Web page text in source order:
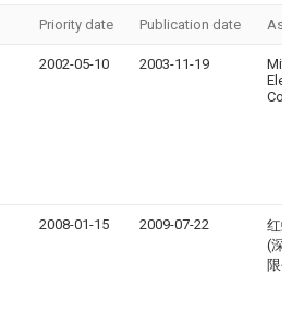
Priority date Publication date
2002-05-10 2003-11-19
Corp
2008-01-15 2009-07-22
红蝶
(深圳
限公